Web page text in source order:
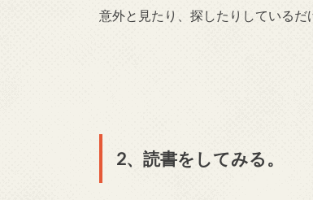
意外と見たり、探したりしているだ
2、読書をしてみる。